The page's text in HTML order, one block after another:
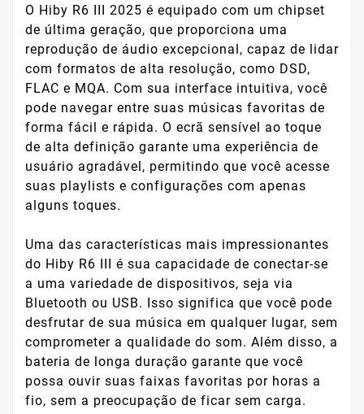
O Hiby R6 III 2025 é equipado com um chipset
de última geração, que proporciona uma
reprodução de áudio excepcional, capaz de lidar
com formatos de alta resolução, como DSD,
FLAC e MQA. Com sua interface intuitiva, você
pode navegar entre suas músicas favoritas de
forma fácil e rápida. O ecrã sensível ao toque
de alta definição garante uma experiência de
usuário agradável, permitindo que você acesse
suas playlists e configurações com apenas
alguns toques.
Uma das características mais impressionantes
do Hiby R6 III é sua capacidade de conectar-se
a uma variedade de dispositivos, seja via
Bluetooth ou USB. Isso significa que você pode
desfrutar de sua música em qualquer lugar, sem
comprometer a qualidade do som. Além disso, a
bateria de longa duração garante que você
possa ouvir suas faixas favoritas por horas a
fio, sem a preocupação de ficar sem carga.